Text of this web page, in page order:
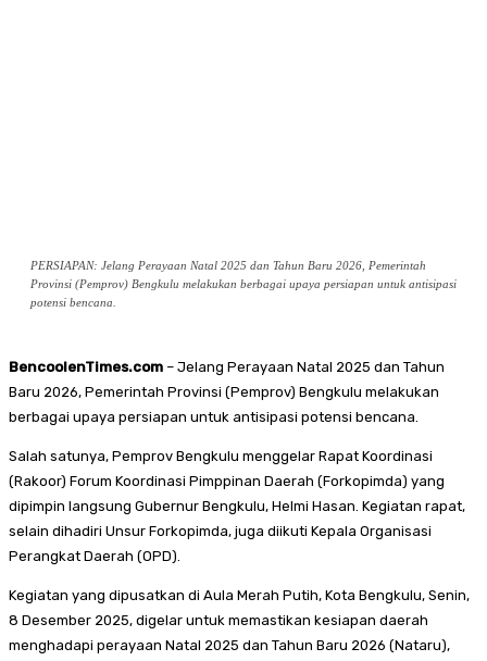
PERSIAPAN: Jelang Perayaan Natal 2025 dan Tahun Baru 2026, Pemerintah
Provinsi (Pemprov) Bengkulu melakukan berbagai upaya persiapan untuk antisipasi
potensi bencana.
BencoolenTimes.com – Jelang Perayaan Natal 2025 dan Tahun
Baru 2026, Pemerintah Provinsi (Pemprov) Bengkulu melakukan
berbagai upaya persiapan untuk antisipasi potensi bencana.
Salah satunya, Pemprov Bengkulu menggelar Rapat Koordinasi
(Rakoor) Forum Koordinasi Pimppinan Daerah (Forkopimda) yang
dipimpin langsung Gubernur Bengkulu, Helmi Hasan. Kegiatan rapat,
selain dihadiri Unsur Forkopimda, juga diikuti Kepala Organisasi
Perangkat Daerah (OPD).
Kegiatan yang dipusatkan di Aula Merah Putih, Kota Bengkulu, Senin,
8 Desember 2025, digelar untuk memastikan kesiapan daerah
menghadapi perayaan Natal 2025 dan Tahun Baru 2026 (Nataru),